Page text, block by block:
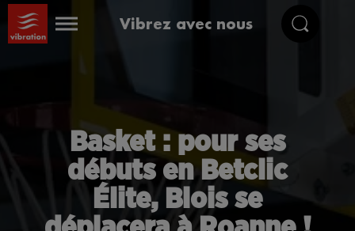
Vibrez avec nous
Basket : pour ses
débuts en Betclic
Élite, Blois se